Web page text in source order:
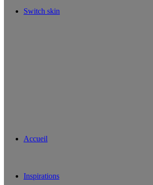
Switch skin
Accueil
Inspirations